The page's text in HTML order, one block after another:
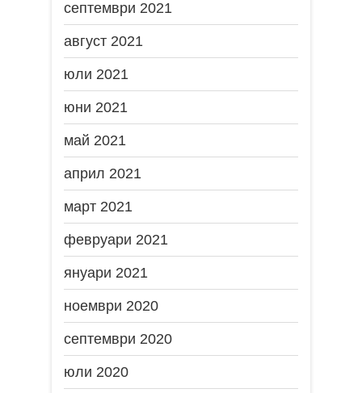
септември 2021
август 2021
юли 2021
юни 2021
май 2021
април 2021
март 2021
февруари 2021
януари 2021
ноември 2020
септември 2020
юли 2020